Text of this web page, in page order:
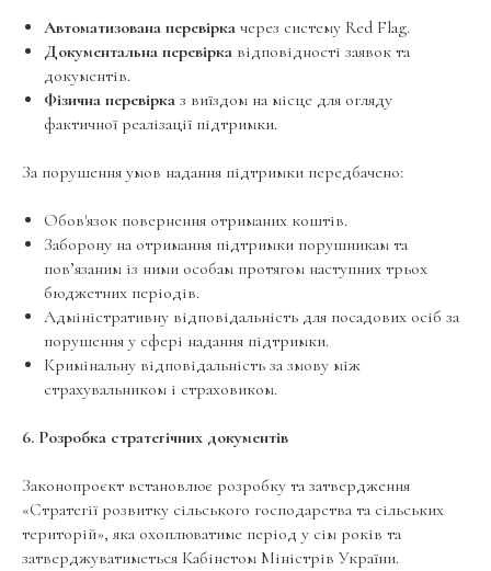
Автоматизована перевірка через систему Red Flag.
Документальна перевірка відповідності заявок та
документів.
Фізична перевірка з виїздом на місце для огляду
фактичної реалізації підтримки.
За порушення умов надання підтримки передбачено:
Обов'язок повернення отриманих коштів.
Заборону на отримання підтримки порушникам та
пов’язаним із ними особам протягом наступних трьох
бюджетних періодів.
Адміністративну відповідальність для посадових осіб за
порушення у сфері надання підтримки.
Кримінальну відповідальність за змову між
страхувальником і страховиком.
6. Розробка стратегічних документів
Законопроєкт встановлює розробку та затвердження
«Стратегії розвитку сільського господарства та сільських
територій», яка охоплюватиме період у сім років та
затверджуватиметься Кабінетом Міністрів України.